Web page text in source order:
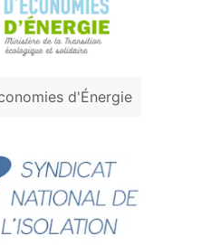
d'Énergie